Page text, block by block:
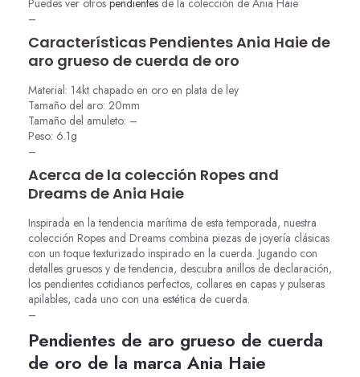
Puedes ver otros pendientes de la colección de Ania Haie
–
Características Pendientes Ania Haie de
aro grueso de cuerda de oro
Material: 14kt chapado en oro en plata de ley
Tamaño del aro: 20mm
Tamaño del amuleto: –
Peso: 6.1g
–
Acerca de la colección Ropes and
Dreams de Ania Haie
Inspirada en la tendencia marítima de esta temporada, nuestra
colección Ropes and Dreams combina piezas de joyería clásicas
con un toque texturizado inspirado en la cuerda. Jugando con
detalles gruesos y de tendencia, descubra anillos de declaración,
los pendientes cotidianos perfectos, collares en capas y pulseras
apilables, cada uno con una estética de cuerda.
–
Pendientes de aro grueso de cuerda
de oro de la marca Ania Haie